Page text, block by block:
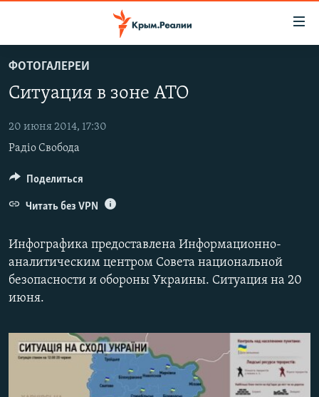
основному
Вернутся
навигации
Вернутся
поиску
СПЕЦПРОЕКТЫ
ГРУЗ 200
КАРТА ВОЕННЫХ ОБЪЕКТОВ КРЫМА
11 ЛЕТ ОККУПАЦИИ КРЫМА. 11 ИСТОРИЙ СОПРОТИВЛЕНИЯ
ВОДА
ИСТОРИЯ
ЕЩЕ
ИНТЕРАКТИВ
СОВЕТЫ ПРАВОЗАЩИТНИКОВ
ПОБЕДИТЕЛЕЙ НЕ СУДЯТ?
КРЫМ.НЕПОКОРЕННЫЙ
РАДІО СВОБОДА
Українською
Qırımtatar
ПРИСОЕДИНЯЙТЕСЬ!
ФОТОГАЛЕРЕИ
Ситуация в зоне АТО
20 июня 2014, 17:30
Радіо Свобода
Инфографика предоставлена Информационно-
аналитическим центром Совета национальной
безопасности и обороны Украины. Ситуация на 20
июня.
Поделиться
Читать без VPN